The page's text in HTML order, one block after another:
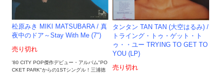
松原みき MIKI MATSUBARA / 真
夜中のドア～Stay With Me (7")
売り切れ
'80 CITY POP傑作デビュー・アルバム"PO
CKET PARK"からの1STシングル！三浦徳
タンタン TAN TAN (大空はるみ) /
トライング・トゥ・ゲット・ト
ゥ・・ユー TRYING TO GET TO
YOU (LP)
売り切れ